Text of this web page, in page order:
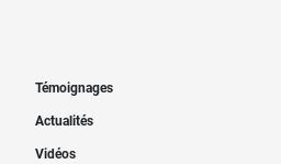
Témoignages
Actualités
Vidéos